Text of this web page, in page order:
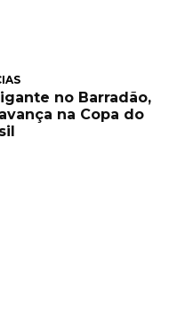
no Barradão,
na Copa do